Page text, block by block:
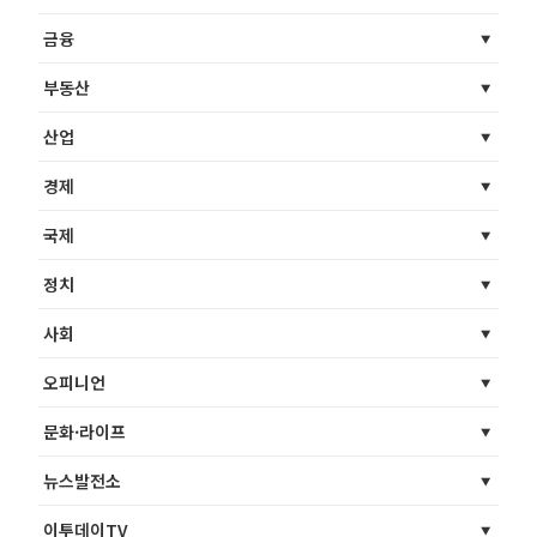
금융
부동산
산업
경제
국제
정치
사회
오피니언
문화·라이프
뉴스발전소
이투데이TV